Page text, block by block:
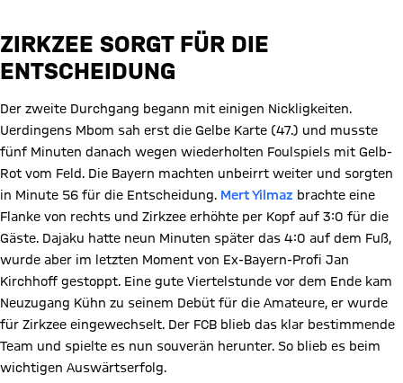
ZIRKZEE SORGT FÜR DIE
ENTSCHEIDUNG
Der zweite Durchgang begann mit einigen Nickligkeiten.
Uerdingens Mbom sah erst die Gelbe Karte (47.) und musste
fünf Minuten danach wegen wiederholten Foulspiels mit Gelb-
Rot vom Feld. Die Bayern machten unbeirrt weiter und sorgten
in Minute 56 für die Entscheidung. Mert Yilmaz brachte eine
Flanke von rechts und Zirkzee erhöhte per Kopf auf 3:0 für die
Gäste. Dajaku hatte neun Minuten später das 4:0 auf dem Fuß,
wurde aber im letzten Moment von Ex-Bayern-Profi Jan
Kirchhoff gestoppt. Eine gute Viertelstunde vor dem Ende kam
Neuzugang Kühn zu seinem Debüt für die Amateure, er wurde
für Zirkzee eingewechselt. Der FCB blieb das klar bestimmende
Team und spielte es nun souverän herunter. So blieb es beim
wichtigen Auswärtserfolg.